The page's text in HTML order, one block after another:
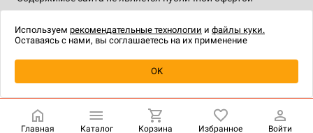
Уведомить о наличии
технологии.
Главная Каталог Корзина Избранное Войти
Используем рекомендательные технологии и файлы куки.
Оставаясь с нами, вы соглашаетесь на их применение
OK